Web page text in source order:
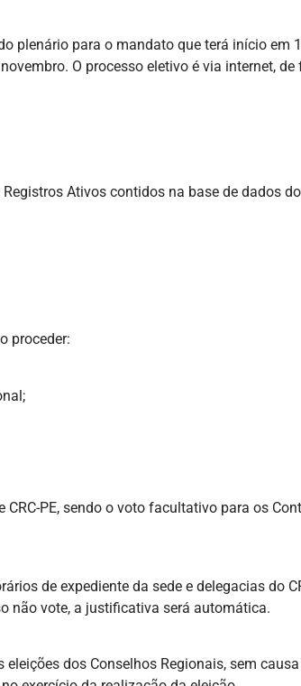
plenário para o mandato que terá início em
O processo eletivo é via internet,
Ativos contidos na base de dados
proceder:
PE, sendo o voto facultativo para os
de expediente da sede e delegacias do
não vote, a justificativa será automática.
dos Conselhos Regionais, sem